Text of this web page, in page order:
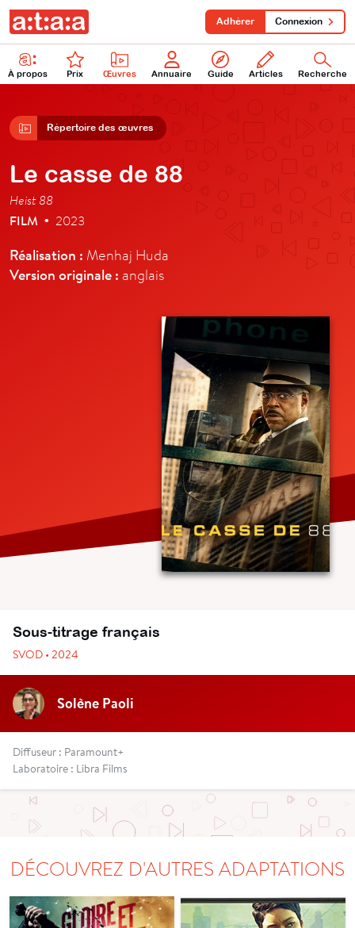
À propos Prix Œuvres Annuaire Guide Articles Recherche
Adhérer Connexion
Répertoire des œuvres
Le casse de 88
Heist 88
FILM • 2023
Réalisation : Menhaj Huda
Version originale : anglais
Sous-titrage français
SVOD • 2024
Solène Paoli
Diffuseur : Paramount+
Laboratoire : Libra Films
DÉCOUVREZ D'AUTRES ADAPTATIONS